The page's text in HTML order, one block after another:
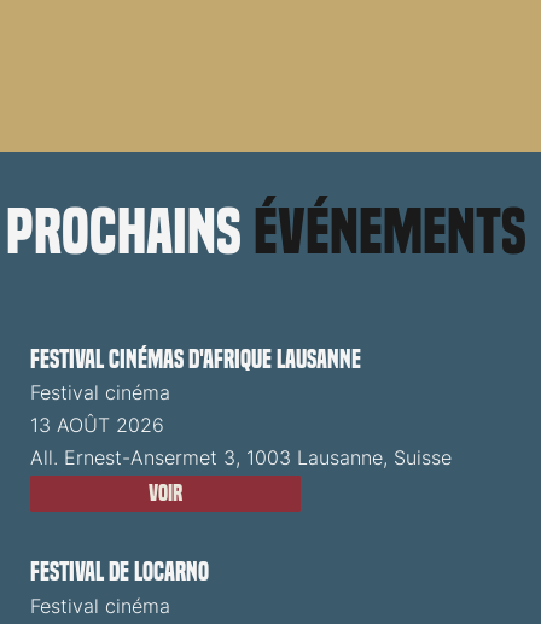
prochains événements
Festival cinémas d'Afrique Lausanne
Festival cinéma
13 AOÛT 2026
All. Ernest-Ansermet 3, 1003 Lausanne, Suisse
Voir
Festival de Locarno
Festival cinéma